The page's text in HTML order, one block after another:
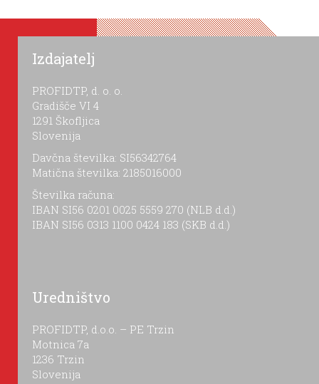
Izdajatelj
PROFIDTP, d. o. o.
Gradišče VI 4
1291 Škofljica
Slovenija
Davčna številka: SI56342764
Matična številka: 2185016000
Številka računa:
IBAN SI56 0201 0025 5559 270 (NLB d.d.)
IBAN SI56 0313 1100 0424 183 (SKB d.d.)
Uredništvo
PROFIDTP, d.o.o. – PE Trzin
Motnica 7a
1236 Trzin
Slovenija